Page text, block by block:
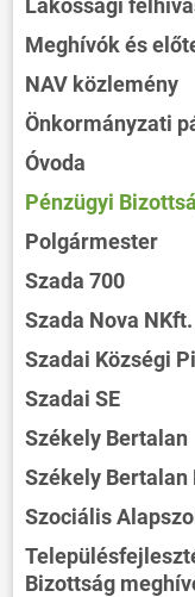
Lakossági
Meghívók és
NAV közlemény
Önkormányzati
Óvoda
Pénzügyi
Polgármester
Szada 700
Szada Nova NKft.
Szadai Községi
Szadai SE
Székely Bertalan
Székely Bertalan
Szociális
Bizottság